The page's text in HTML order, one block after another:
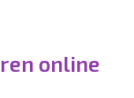
online